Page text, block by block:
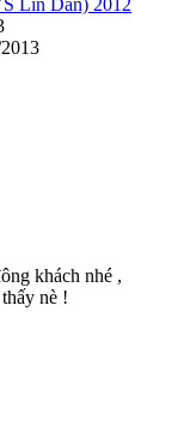
Lin Dan) 2012
khách nhé ,
nè !